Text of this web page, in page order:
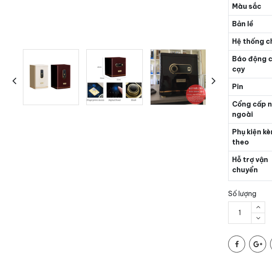
Màu sắc
Bản lề
Hệ thống
Báo động
cạy
Pin
Cổng cấp
ngoài
Phụ kiện
theo
Hỗ trợ vận
chuyển
Số lượng